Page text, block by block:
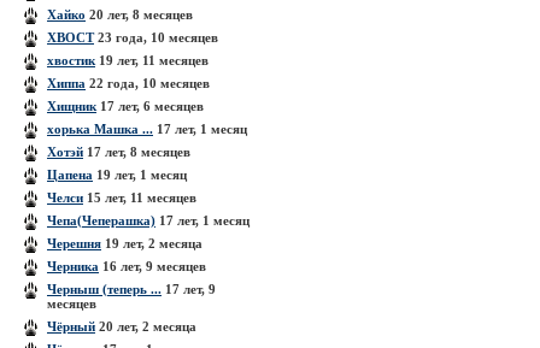
Хайко 20 лет, 8 месяцев
ХВОСТ23 года, 10 месяцев
хвостик 19 лет, 11 месяцев
Хиппа 22 года, 10 месяцев
Хищник 17 лет, 6 месяцев
хорька Машка ... 17 лет, 1 месяц
Хотэй 17 лет, 8 месяцев
Цапена 19 лет, 1 месяц
Челси 15 лет, 11 месяцев
Чепа(Чеперашка) 17 лет, 1 месяц
Черешня 19 лет, 2 месяца
Черника 16 лет, 9 месяцев
Черныш (теперь ... 17 лет, 9
месяцев
Чёрный 20 лет, 2 месяца